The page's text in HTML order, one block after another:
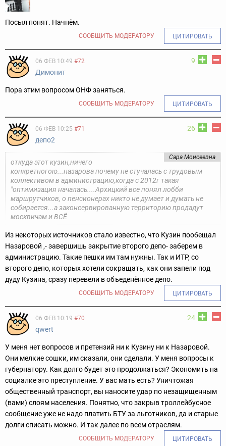
Посыл понят. Начнём.
СООБЩИТЬ МОДЕРАТОРУ ЦИТИРОВАТЬ
9
06 ФЕВ 10:49 #72
Димонит
Пора этим вопросом ОНФ заняться.
СООБЩИТЬ МОДЕРАТОРУ ЦИТИРОВАТЬ
26
06 ФЕВ 10:25 #71
депо2
Сара Моисеевна
откуда этот кузин,ничего
конкретногою...назарова почему не стучалась с трудовым
коллективом в администрацию,когда с 2012г такая
"оптимизация началась....Архицкий все понял лобби
маршрутчиков, о пенсионерах никто не думает и думать не
собирается...а законсервированную территорию продадут
москвичам и ВСЁ
Из некоторых источников стало известно, что Кузин пообещал
Назаровой ,- завершишь закрытие второго депо- заберем в
администрацию. Такие пешки им там нужны. Так и ИТР, со
второго депо, которых хотели сокращать, как они запели под
дуду Кузина, сразу перевели в объеденённое депо.
СООБЩИТЬ МОДЕРАТОРУ ЦИТИРОВАТЬ
24
06 ФЕВ 10:19 #70
qwert
У меня нет вопросов и претензий ни к Кузину ни к Назаровой.
Они мелкие сошки, им сказали, они сделали. У меня вопросы к
губернатору. Как долго будет это продолжаться? Экономить на
социалке это преступление. У вас мать есть? Уничтожая
общественный транспорт, вы наносите удар по незащищенным
(вами) слоям населения. Понятно, что закрыв троллейбусное
сообщение уже не надо платить БТУ за льготников, да и старые
долги списать можно. И так далее по всем отраслям.
СООБЩИТЬ МОДЕРАТОРУ ЦИТИРОВАТЬ